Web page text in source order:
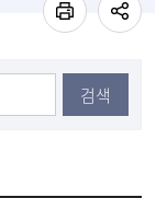
검색